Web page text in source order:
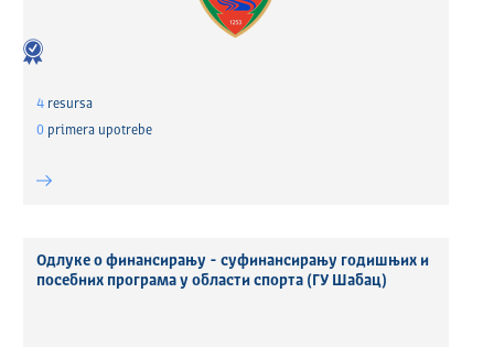
4 resursa
0 primera upotrebe
Одлуке о финансирању - суфинансирању годишњих и
посебних програма у области спорта (ГУ Шабац)